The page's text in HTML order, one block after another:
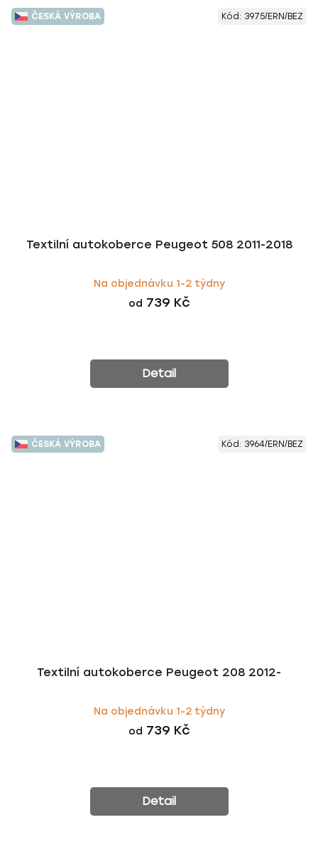
ČESKÁ VÝROBA
Textilní autokoberce Peugeot 508 2011-2018
Na objednávku 1-2 týdny
od 739 Kč
Detail
Kód: 3975/ERN/BEZ
ČESKÁ VÝROBA
Textilní autokoberce Peugeot 208 2012-
Na objednávku 1-2 týdny
od 739 Kč
Detail
Kód: 3964/ERN/BEZ